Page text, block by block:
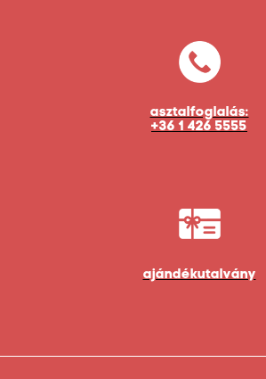
asztalfoglalás:
+36 1 426 5555
ajándékutalvány